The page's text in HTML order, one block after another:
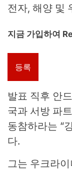
전자, 해양 및
지금 가입하여
등록
발표 직후 안
국과 서방 파
동참하라는 “
다.
그는 우크라